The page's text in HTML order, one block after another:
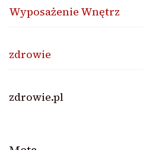
Wyposażenie Wnętrz
zdrowie
zdrowie.pl